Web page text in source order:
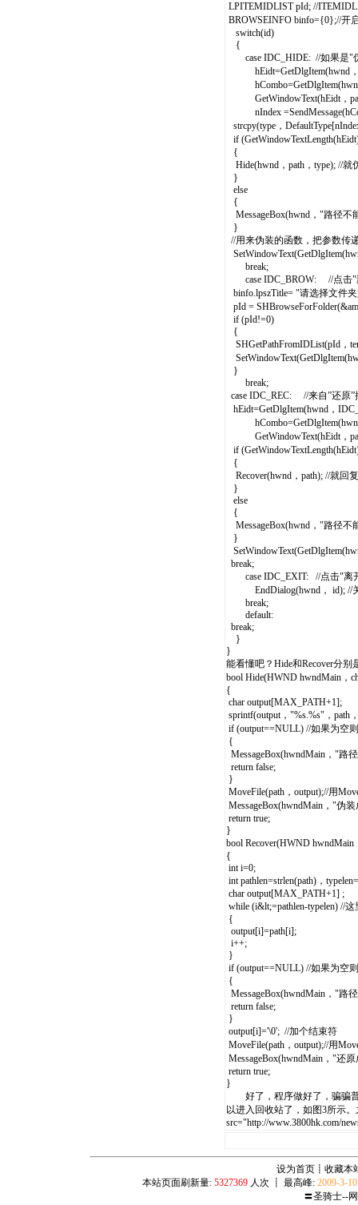
LPITEMIDLIST pId; //
BROWSEINFO binfo={0};//开
switch(id)
{
case IDC_HIDE: //如果是"
hEidt=GetDlgItem(hwnd，
GetWindowText(hEidt，
nIndex
strcpy(type，
if
{
Hide(hwnd，path，type); //就
}
else
{
MessageBox(hwnd，"路径
}
//用来伪装的函数，把参数传
break;
case IDC_BROW: //点击"
binfo.lpszTitle= "请选择文件
pId =
if (pId!=0)
{
SHGetPathFromIDList(pId，
}
break;
case IDC_REC: //来自”还原
hEidt=GetDlgItem(hwnd，
GetWindowText(hEidt，
if
{
Recover(hwnd，path); //就回
}
else
{
MessageBox(hwnd，"路径
}
break;
case IDC_EXIT: //点击"离
EndDialog(hwnd， id); //
break;
default:
break;
}
}
能看懂吧？Hide和Recover分
bool Hide(HWND hwndMain，
{
char output[MAX_PATH+1];
sprintf(output，"%s.%s"，
if (output==NULL) //如果为空
{
MessageBox(hwndMain，"路
return false;
}
MoveFile(path，output);//用
MessageBox(hwndMain，"伪
return true;
}
bool Recover(HWND hwndMain
{
int i=0;
int pathlen=strlen(path)，
char output[MAX_PATH+1] ;
while (i&lt;=pathlen-typelen) //
{
output[i]=path[i];
i++;
}
if (output==NULL) //如果为空
{
MessageBox(hwndMain，"路
return false;
}
output[i]='\0'; //加个结束符
MoveFile(path，output);//用
MessageBox(hwndMain，"还
return true;
}
好了，程序做好了，骗骗普
以进入回收站了，如图3所示
src="http://www.3800hk.com/
设为首页 ┋ 收藏本
本站页面刷新量: 5327369 人次 ┋ 最高峰: 2009-3-
〓圣骑士--